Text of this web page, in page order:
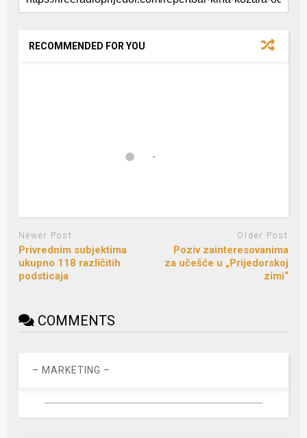
RECOMMENDED FOR YOU
Newer Post
Privrednim subjektima
ukupno 118 različitih
podsticaja
Older Post
Poziv zainteresovanima
za učešće u „Prijedorskoj
zimi“
COMMENTS
– MARKETING –